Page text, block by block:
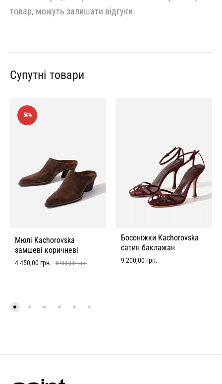
товар, можуть залишати відгуки.
Супутні товари
50%
Мюлі Kachorovska
замшеві коричневі
4 450,00 грн. 8 900,00грн.
Босоніжки Kachorovska
сатин баклажан
9 200,00 грн.